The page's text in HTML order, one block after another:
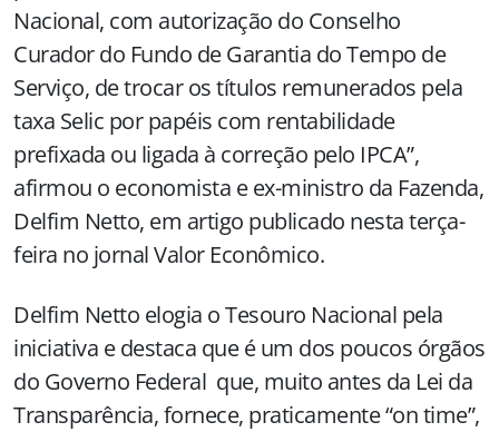
Nacional, com autorização do Conselho
Curador do Fundo de Garantia do Tempo de
Serviço, de trocar os títulos remunerados pela
taxa Selic por papéis com rentabilidade
prefixada ou ligada à correção pelo IPCA”,
afirmou o economista e ex-ministro da Fazenda,
Delfim Netto, em artigo publicado nesta terça-
feira no jornal Valor Econômico.
Delfim Netto elogia o Tesouro Nacional pela
iniciativa e destaca que é um dos poucos órgãos
do Governo Federal que, muito antes da Lei da
Transparência, fornece, praticamente “on time”,